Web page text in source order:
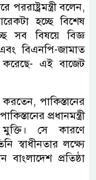
পররাষ্ট্রমন্ত্রী বলেন,
হচ্ছে বিশেষ
সব বিষয়ে বিজ্ঞ
বিএনপি-জামাত
এই বাজেট
করতেন, পাকিস্তানের
প্রধানমন্ত্রী
সে কারণে
স্বাধীনতার লক্ষ্যে
বাংলাদেশ প্রতিষ্ঠা